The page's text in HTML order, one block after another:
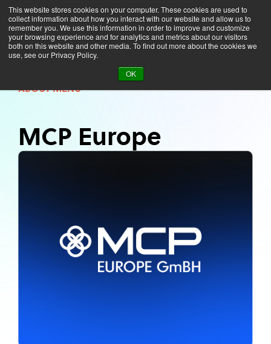
This website stores cookies on your computer. These cookies are used to
collect information about how you interact with our website and allow us to
remember you. We use this information in order to improve and customize
your browsing experience and for analytics and metrics about our visitors
both on this website and other media. To find out more about the cookies we
use, see our Privacy Policy.
OK
About MCP Europe
ABOUT MENU
MCP Europe